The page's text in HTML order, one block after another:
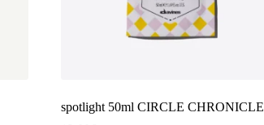
spotlight 50ml CIRCLE CHRONICLE